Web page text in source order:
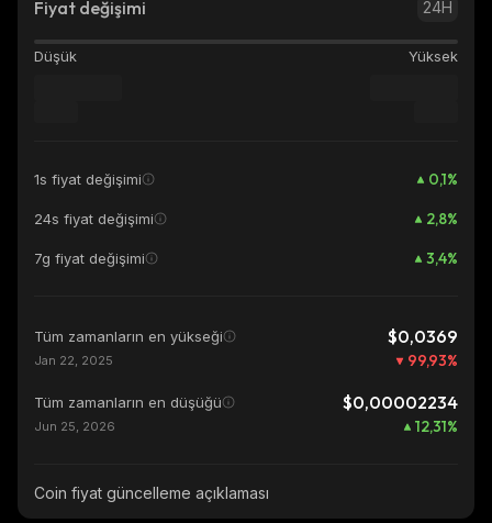
Fiyat değişimi 24H
Düşük Yüksek
1s fiyat değişimi 0,1%
24s fiyat değişimi 2,8%
7g fiyat değişimi 3,4%
Tüm zamanların en yükseği $0,0369
Jan 22, 2025 99,93%
Tüm zamanların en düşüğü $0,00002234
Jun 25, 2026 12,31%
Coin fiyat güncelleme açıklaması